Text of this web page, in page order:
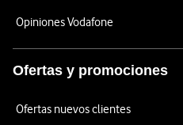
Opiniones Vodafone
Ofertas y promociones
Ofertas nuevos clientes